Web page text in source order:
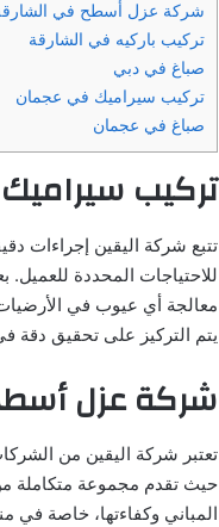
شركة عزل أسطح في
تركيب باركيه في الشارقة
صباغ في دبي
تركيب سيراميك في عجمان
صباغ في عجمان
تركيب
تتبع شركة اليقين إجراءات
للاحتياجات المحددة
معالجة أي عيوب في
يتم التركيز على تحقيق دقة في
شركة عزل
تعتبر شركة اليقين من
حيث تقدم مجموعة متكاملة
المباني وكفاءتها، خاصة في